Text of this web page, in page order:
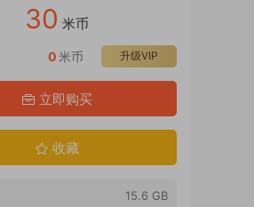
30 米币
升级VIP
0米币
立即购买
收藏
15.6 GB